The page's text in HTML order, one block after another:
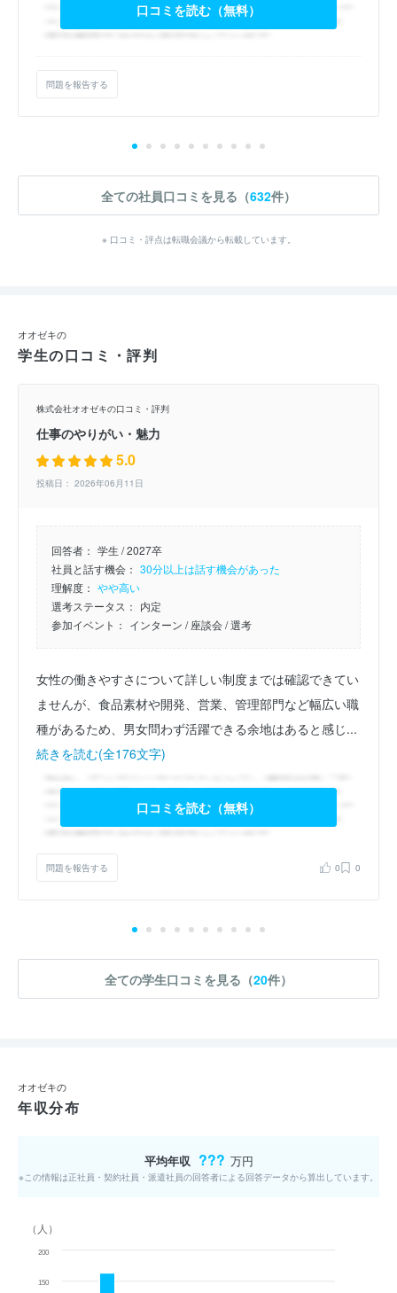
口コミを読む（無料）
問題を報告する
全ての社員口コミを見る（632件）
※ 口コミ・評点は転職会議から転載しています。
オオゼキの
学生の口コミ・評判
株式会社オオゼキの口コミ・評判
仕事のやりがい・魅力
5.0
投稿日： 2026年06月11日
回答者： 学生 / 2027卒
社員と話す機会： 30分以上は話す機会があった
理解度： やや高い
選考ステータス： 内定
参加イベント： インターン / 座談会/ 選考
女性の働きやすさについて詳しい制度までは確認できてい
ませんが、食品素材や開発、営業、管理部門など幅広い職
種があるため、男女問わず活躍できる余地はあると感じ...
続きを読む(全176文字)
口コミを読む（無料）
問題を報告する 0 0
全ての学生口コミを見る（20件）
オオゼキの
年収分布
平均年収 ??? 万円
※この情報は正社員・契約社員・派遣社員の回答者による回答データから算出しています。
（人）
150
200